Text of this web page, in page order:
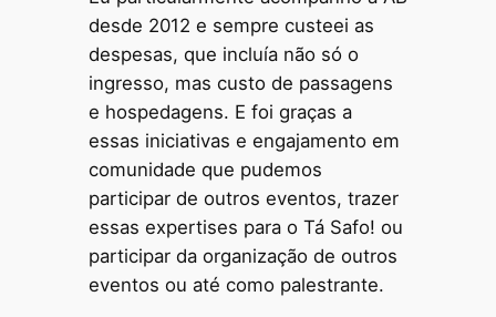
desde 2012 e sempre custeei as
despesas, que incluía não só o
ingresso, mas custo de passagens
e hospedagens. E foi graças a
essas iniciativas e engajamento em
comunidade que pudemos
participar de outros eventos, trazer
essas expertises para o Tá Safo! ou
participar da organização de outros
eventos ou até como palestrante.